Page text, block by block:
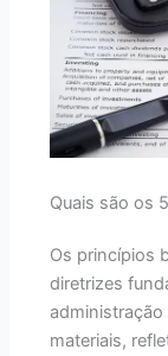
Quais são os
Os princípios
diretrizes
administração
materiais,